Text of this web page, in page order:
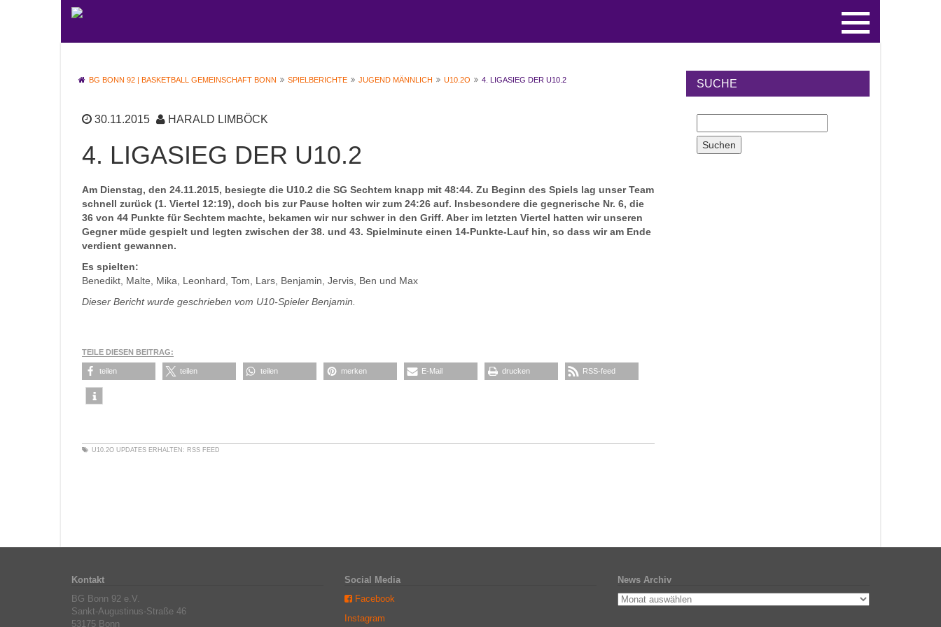
BG BONN 92 | BASKETBALL GEMEINSCHAFT BONN SPIELBERICHTE JUGEND MÄNNLICH U10.2O 4. LIGASIEG DER U10.2
30.11.2015 HARALD LIMBÖCK
4. LIGASIEG DER U10.2
Am Dienstag, den 24.11.2015, besiegte die U10.2 die SG Sechtem knapp mit 48:44. Zu Beginn des Spiels lag unser Team
schnell zurück (1. Viertel 12:19), doch bis zur Pause holten wir zum 24:26 auf. Insbesondere die gegnerische Nr. 6, die
36 von 44 Punkte für Sechtem machte, bekamen wir nur schwer in den Griff. Aber im letzten Viertel hatten wir unseren
Gegner müde gespielt und legten zwischen der 38. und 43. Spielminute einen 14-Punkte-Lauf hin, so dass wir am Ende
verdient gewannen.
Es spielten:
Benedikt, Malte, Mika, Leonhard, Tom, Lars, Benjamin, Jervis, Ben und Max
Dieser Bericht wurde geschrieben vom U10-Spieler Benjamin.
TEILE DIESEN BEITRAG:
teilen teilen teilen merken E-Mail drucken RSS-feed
U10.2O UPDATES ERHALTEN: RSS FEED
SUCHE
Kontakt
BG Bonn 92 e.V.
Sankt-Augustinus-Straße 46
53175 Bonn
Social Media
Facebook
Instagram
News Archiv